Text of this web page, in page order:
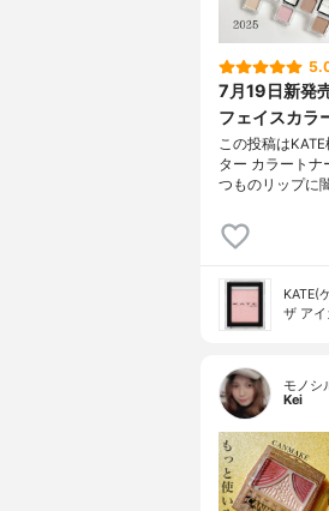
7月19日新発
フェイスカラ
この投稿は
ター カラートナ
つものリップに
KATE(
ザ アイ
モノシ
Kei